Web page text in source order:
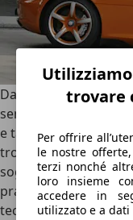
Da allora la storia di
sempre più completi
e tanto altro ancora.
trovare pezzi e
soggetti a
pratico. Anche in
tecnici di Techart che
trovare
Per offrire
le nostre
terzi nonché
loro insieme
accedere in
utilizzato e a